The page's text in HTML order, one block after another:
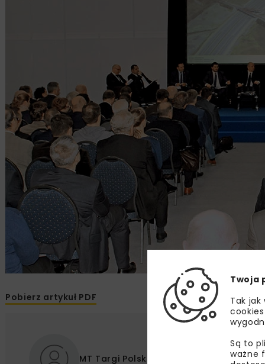
Pobierz artykuł PDF
MT Targi Polska Sp. z o.o.
Twoja
Tak
Są to
ważne